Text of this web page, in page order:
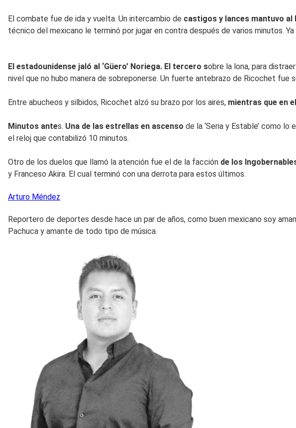
El combate fue de ida y vuelta. Un intercambio de castigos y lances mantuvo al
técnico del mexicano le terminó por jugar en contra después de varios minutos.
El estadounidense jaló al ‘Güero’ Noriega. El tercero sobre la lona, para
nivel que no hubo manera de sobreponerse. Un fuerte antebrazo de Ricochet
Entre abucheos y silbidos, Ricochet alzó su brazo por los aires, mientras que en
Minutos antes. Una de las estrellas en ascenso de la ‘Seria y Estable’ como
el reloj que contabilizó 10 minutos.
Otro de los duelos que llamó la atención fue el de la facción de los
y Franceso Akira. El cual terminó con una derrota para estos últimos.
Arturo Méndez
Reportero de deportes desde hace un par de años, como buen mexicano soy
Pachuca y amante de todo tipo de música.